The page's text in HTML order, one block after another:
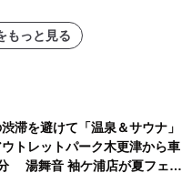
もっと見る
滞を避けて「温泉＆サウナ」
トレットパーク木更津から車
湯舞音 袖ケ浦店が夏フェア